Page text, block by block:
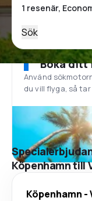
Sök
Boka ditt
Använd
du vill flyga, så
Köpenhamn till
Köpenhamn -